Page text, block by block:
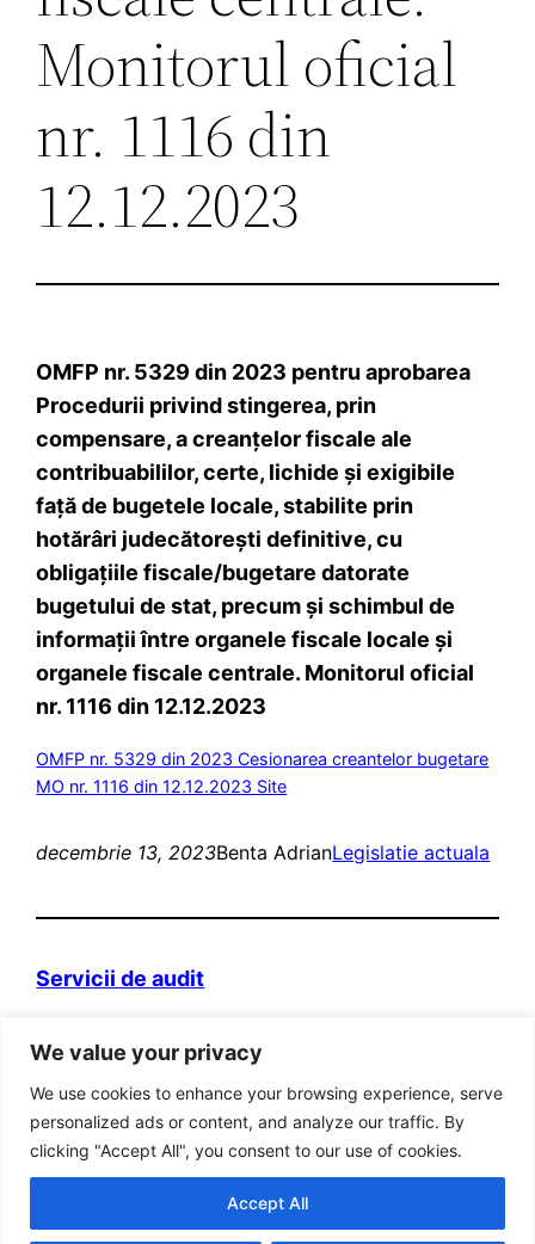
We value your privacy
We use cookies to enhance your browsing experience, serve
personalized ads or content, and analyze our traffic. By
clicking "Accept All", you consent to our use of cookies.
Accept All
Monitorul oficial
nr. 1116 din
12.12.2023
OMFP nr. 5329 din 2023 pentru aprobarea
Procedurii privind stingerea, prin
compensare, a creanţelor fiscale ale
contribuabililor, certe, lichide şi exigibile
faţă de bugetele locale, stabilite prin
hotărâri judecătoreşti definitive, cu
obligaţiile fiscale/bugetare datorate
bugetului de stat, precum şi schimbul de
informaţii între organele fiscale locale şi
organele fiscale centrale. Monitorul oficial
nr. 1116 din 12.12.2023
OMFP nr. 5329 din 2023 Cesionarea creantelor bugetare
MO nr. 1116 din 12.12.2023 Site
decembrie 13, 2023Benta AdrianLegislatie actuala
Servicii de audit
Contabilitatii” sunt detinute de persoana fizica
autorizata Adrian Benta.
Adresa: Bucuresti, Sector 5, Str. Aleea Posada, Nr
8, Bl 31, Ap 19, cod postal 051414
Cod fiscal RO 22886383
Tel: 021. 776 90 18; Fax: 0311.043.869; Mobil: 0765